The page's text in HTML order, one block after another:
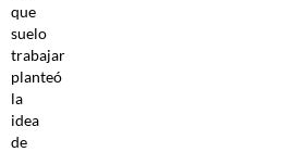
que
suelo
trabajar
planteó
la
idea
de